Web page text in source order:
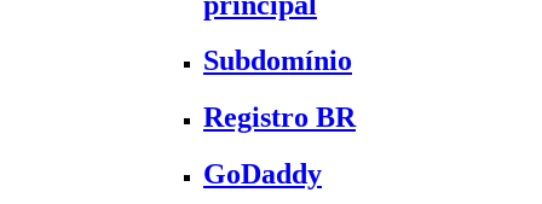
Subdomínio
Registro BR
GoDaddy